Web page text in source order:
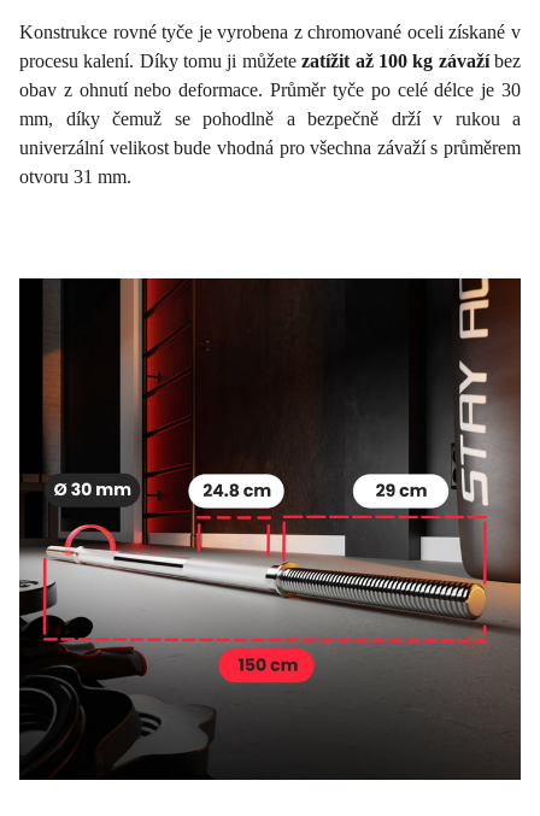
Konstrukce rovné tyče je vyrobena z chromované oceli získané v
procesu kalení. Díky tomu ji můžetezatížit až 100 kg závažíbez
obav z ohnutí nebo deformace. Průměr tyče po celé délce je 30
mm, díky čemuž se pohodlně a bezpečně drží v rukou a
univerzální velikost bude vhodná pro všechna závaží s průměrem
otvoru 31 mm.